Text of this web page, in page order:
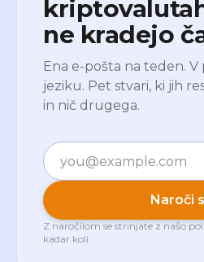
ne kradejo
Ena e-pošta na teden.
jeziku. Pet stvari, ki jih
in nič drugega.
E-pošta
Naroči
Z naročilom se strinjate z našo
kadar koli.